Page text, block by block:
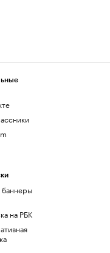
на РБК